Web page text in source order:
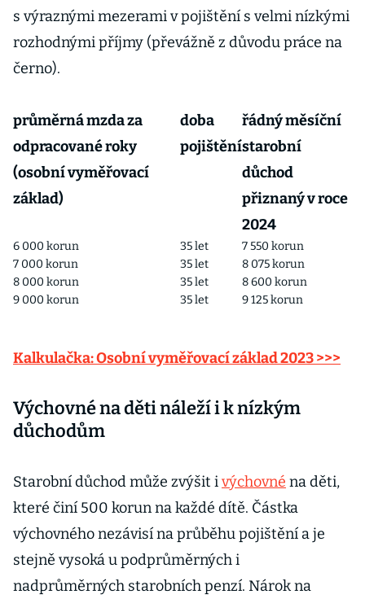
s výraznými mezerami v pojištění s velmi nízkými
rozhodnými příjmy (převážně z důvodu práce na
černo).
průměrná mzda za
odpracované roky
(osobní vyměřovací
základ)
doba
pojištění
řádný měsíční
starobní
důchod
přiznaný v roce
2024
6 000 korun 35 let
7 550 korun
7 000 korun
35 let
8 075 korun
8 000 korun
35 let
8 600 korun
9 000 korun
35 let 9 125 korun
Kalkulačka: Osobní vyměřovací základ 2023 >>>
Výchovné na děti náleží i k nízkým
důchodům
Starobní důchod může zvýšit ivýchovné na děti,
které činí 500 korun na každé dítě. Částka
výchovného nezávisí na průběhu pojištění a je
stejně vysoká u podprůměrných i
nadprůměrných starobních penzí. Nárok na